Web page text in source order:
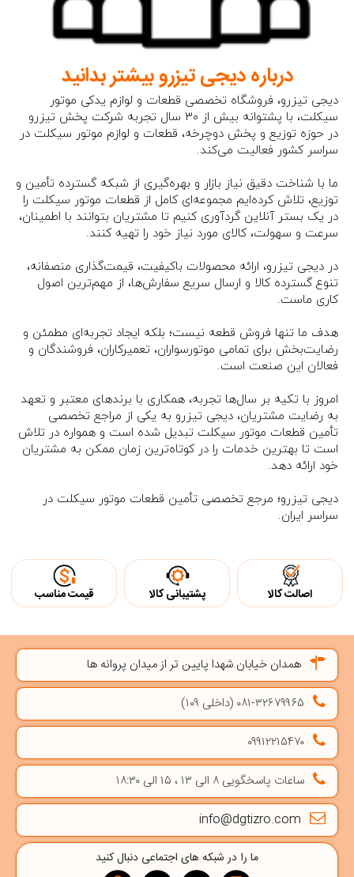
درباره دیجی تیزرو بیشتر بدانید
دیجی تیزرو، فروشگاه تخصصی قطعات و لوازم یدکی موتور
سیکلت، با پشتوانه بیش از ۳۰ سال تجربه شرکت پخش تیزرو
در حوزه توزیع و پخش دوچرخه، قطعات و لوازم موتور سیکلت در
سراسر کشور فعالیت می‌کند.
ما با شناخت دقیق نیاز بازار و بهره‌گیری از شبکه گسترده تأمین و
توزیع، تلاش کرده‌ایم مجموعه‌ای کامل از قطعات موتور سیکلت را
در یک بستر آنلاین گردآوری کنیم تا مشتریان بتوانند با اطمینان،
سرعت و سهولت، کالای مورد نیاز خود را تهیه کنند.
در دیجی تیزرو، ارائه محصولات باکیفیت، قیمت‌گذاری منصفانه،
تنوع گسترده کالا و ارسال سریع سفارش‌ها، از مهم‌ترین اصول
کاری ماست.
هدف ما تنها فروش قطعه نیست؛ بلکه ایجاد تجربه‌ای مطمئن و
رضایت‌بخش برای تمامی موتورسواران، تعمیرکاران، فروشندگان و
فعالان این صنعت است.
امروز با تکیه بر سال‌ها تجربه، همکاری با برندهای معتبر و تعهد
به رضایت مشتریان، دیجی تیزرو به یکی از مراجع تخصصی
تأمین قطعات موتور سیکلت تبدیل شده است و همواره در تلاش
است تا بهترین خدمات را در کوتاه‌ترین زمان ممکن به مشتریان
خود ارائه دهد.
دیجی تیزرو؛ مرجع تخصصی تأمین قطعات موتور سیکلت در
سراسر ایران.
اصالت کالا پشتیبانی کالا قیمت مناسب
همدان خیابان شهدا پایین تر از میدان پروانه ها
۰۸۱-۳۲۶۷۹۹۶۵ (داخلی ۱۰۹)
۰۹۹۱۲۲۱۵۴۷۰
ساعات پاسخگویی ۸ الی ۱۳ ، ۱۵ الی ۱۸:۳۰
info@dgtizro.com
ما را در شبکه های اجتماعی دنبال کنید